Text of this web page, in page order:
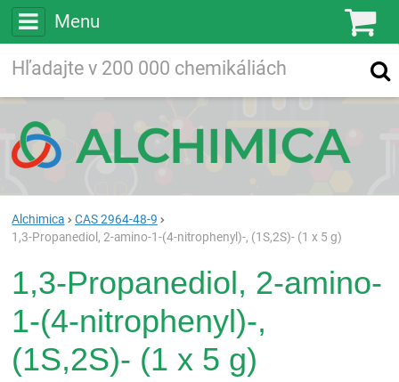
Menu
Vyhľadávanie
Alchimica
CAS 2964-48-9
1,3-Propanediol, 2-amino-1-(4-nitrophenyl)-, (1S,2S)- (1 x 5 g)
1,3-Propanediol, 2-amino-
1-(4-nitrophenyl)-,
(1S,2S)- (1 x 5 g)